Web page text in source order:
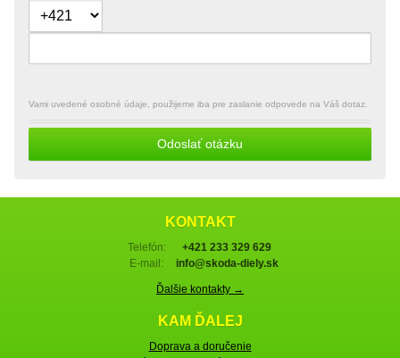
Vami uvedené osobné údaje, použijeme iba pre zaslanie odpovede na Váš dotaz.
Odoslať otázku
KONTAKT
Telefón:
+421 233 329 629
E-mail:
info@skoda-diely.sk
Ďalšie kontakty →
KAM ĎALEJ
Doprava a doručenie